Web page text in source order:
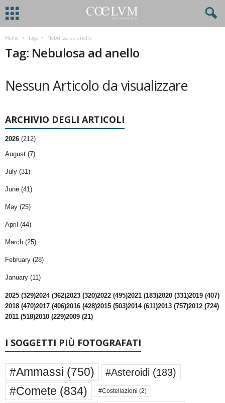
Home Tags Nebulosa ad anello
Tag: Nebulosa ad anello
Nessun Articolo da visualizzare
ARCHIVIO DEGLI ARTICOLI
2026 (212)
August (7)
July (31)
June (41)
May (25)
April (44)
March (25)
February (28)
January (11)
2025 (329)2024 (362)2023 (320)2022 (495)2021 (183)2020 (331)2019 (407)
2018 (470)2017 (406)2016 (428)2015 (503)2014 (611)2013 (757)2012 (724)
2011 (518)2010 (229)2009 (21)
I SOGGETTI PIÙ FOTOGRAFATI
#Ammassi (750) #Asteroidi (183)
#Comete (834) #Costellazioni (2)